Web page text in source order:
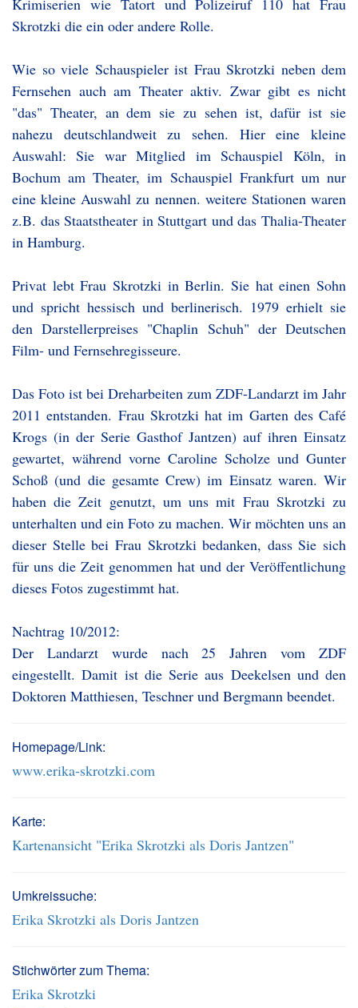
Krimiserien wie Tatort und Polizeiruf 110 hat Frau
Skrotzki die ein oder andere Rolle.
Wie so viele Schauspieler ist Frau Skrotzki neben dem
Fernsehen auch am Theater aktiv. Zwar gibt es nicht
"das" Theater, an dem sie zu sehen ist, dafür ist sie
nahezu deutschlandweit zu sehen. Hier eine kleine
Auswahl: Sie war Mitglied im Schauspiel Köln, in
Bochum am Theater, im Schauspiel Frankfurt um nur
eine kleine Auswahl zu nennen. weitere Stationen waren
z.B. das Staatstheater in Stuttgart und das Thalia-Theater
in Hamburg.
Privat lebt Frau Skrotzki in Berlin. Sie hat einen Sohn
und spricht hessisch und berlinerisch. 1979 erhielt sie
den Darstellerpreises "Chaplin Schuh" der Deutschen
Film- und Fernsehregisseure.
Das Foto ist bei Dreharbeiten zum ZDF-Landarzt im Jahr
2011 entstanden. Frau Skrotzki hat im Garten des Café
Krogs (in der Serie Gasthof Jantzen) auf ihren Einsatz
gewartet, während vorne Caroline Scholze und Gunter
Schoß (und die gesamte Crew) im Einsatz waren. Wir
haben die Zeit genutzt, um uns mit Frau Skrotzki zu
unterhalten und ein Foto zu machen. Wir möchten uns an
dieser Stelle bei Frau Skrotzki bedanken, dass Sie sich
für uns die Zeit genommen hat und der Veröffentlichung
dieses Fotos zugestimmt hat.
Nachtrag 10/2012:
Der Landarzt wurde nach 25 Jahren vom ZDF
eingestellt. Damit ist die Serie aus Deekelsen und den
Doktoren Matthiesen, Teschner und Bergmann beendet.
Homepage/Link:
www.erika-skrotzki.com
Karte:
Kartenansicht "Erika Skrotzki als Doris Jantzen"
Umkreissuche:
Erika Skrotzki als Doris Jantzen
Stichwörter zum Thema:
Erika Skrotzki